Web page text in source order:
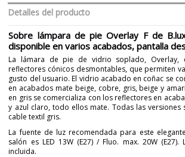
Detalles del producto
Sobre lámpara de pie Overlay F de
disponible en varios acabados, pantalla
La lámara de pie de vidrio soplado, Overlay,
reflectores cónicos desmontables, que permiten
gusto del usuario. El vidrio acabado en coñac se
en acabados mate beige, cobre, gris, beige y
en gris se comercializa con los reflectores en
y azul claro, todo ellos mate. Todas las versiones
cable textil gris.
La fuente de luz recomendada para este
salón es LED 13W (E27) / Fluo. max. 20W
incluida.